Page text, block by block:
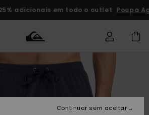
adicionais em todo o outlet Poupa
Roupas
Roupas
Surf Shop
Artigos
Acede à tua
Continuar sem aceitar